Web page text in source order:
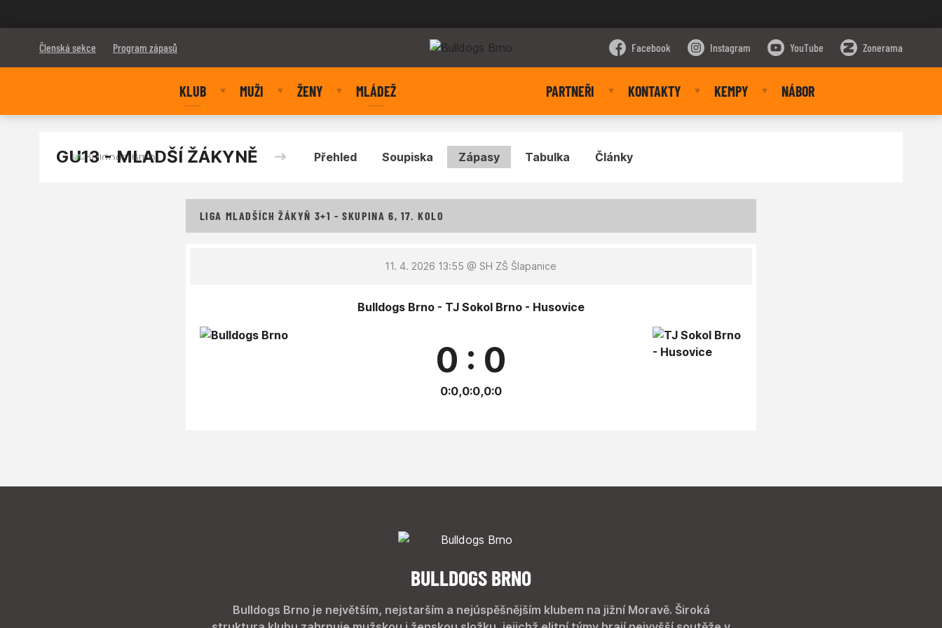
Členská sekce Program zápasů Facebook Instagram YouTube Zonerama
KLUB MUŽI ŽENY MLÁDEŽ PARTNEŘI KONTAKTY KEMPY NÁBOR
GU13 - MLADŠÍ ŽÁKYNĚ Přehled Soupiska Zápasy Tabulka Články
LIGA MLADŠÍCH ŽÁKYŇ 3+1 - SKUPINA 6, 17. KOLO
11. 4. 2026 13:55 @ SH ZŠ Šlapanice
Bulldogs Brno - TJ Sokol Brno - Husovice
0 : 0
0:0,0:0,0:0
BULLDOGS BRNO
Bulldogs Brno je největším, nejstarším a nejúspěšnějším klubem na jižní Moravě. Široká